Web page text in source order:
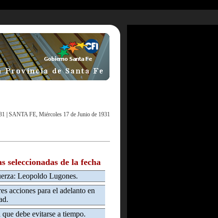
SANTA FE, Miércoles 17 de Junio de 1931
seleccionadas de la fecha
Leopoldo Lugones.
acciones para el adelanto en
debe evitarse a tiempo.